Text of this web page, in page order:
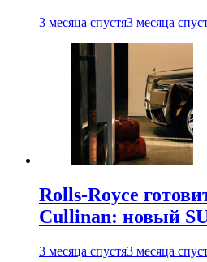
3 месяца спустя3 месяца
Rolls-Royce
Cullinan: новый
3 месяца спустя3 месяца